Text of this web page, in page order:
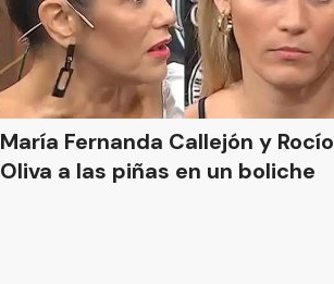
María Fernanda Callejón y Rocío
Oliva a las piñas en un boliche